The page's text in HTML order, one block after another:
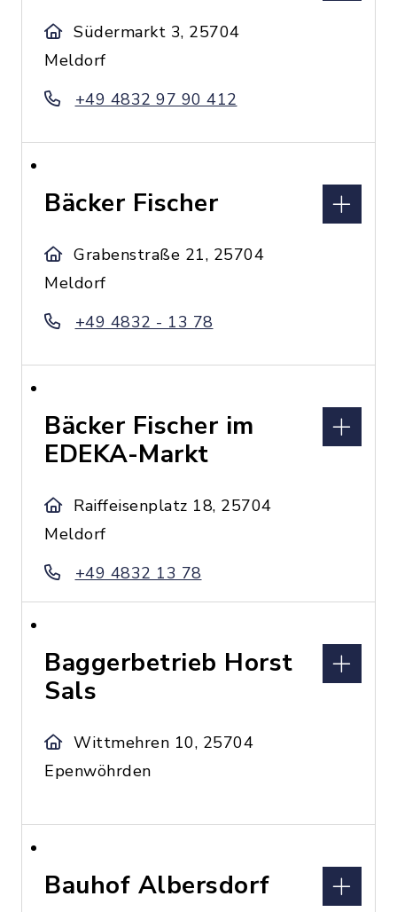
Südermarkt 3, 25704
Meldorf
+49 4832 97 90 412
Bäcker Fischer
Grabenstraße 21, 25704
Meldorf
+49 4832 - 13 78
Bäcker Fischer im
EDEKA-Markt
Raiffeisenplatz 18, 25704
Meldorf
+49 4832 13 78
Baggerbetrieb Horst
Sals
Wittmehren 10, 25704
Epenwöhrden
Bauhof Albersdorf